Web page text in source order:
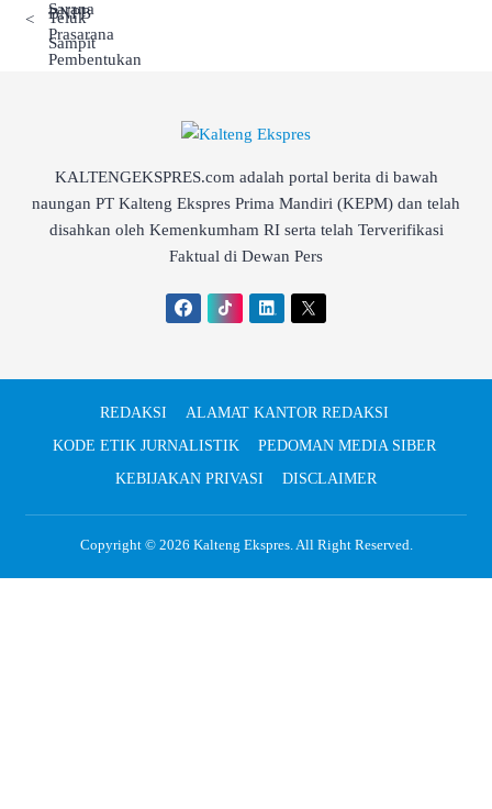
<
KALTENGEKSPRES.com adalah portal berita di bawah
naungan PT Kalteng Ekspres Prima Mandiri (KEPM) dan telah
disahkan oleh Kemenkumham RI serta telah Terverifikasi
Faktual di Dewan Pers
REDAKSI
ALAMAT KANTOR REDAKSI
KODE ETIK JURNALISTIK
PEDOMAN MEDIA SIBER
KEBIJAKAN PRIVASI
DISCLAIMER
Copyright © 2026 Kalteng Ekspres. All Right Reserved.